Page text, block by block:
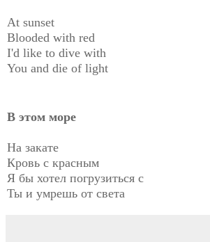
At sunset
Blooded with red
I'd like to dive with
You and die of light
В этом море
На закате
Кровь с красным
Я бы хотел погрузиться с
Ты и умрешь от света